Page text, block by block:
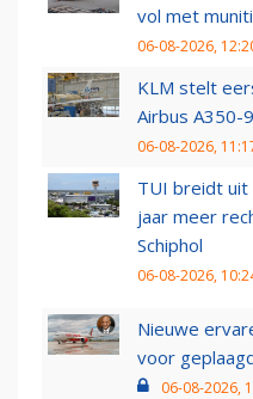
vol met
06-08-2026,
KLM stelt
Airbus A350-
06-08-2026,
TUI breidt uit
jaar meer
Schiphol
06-08-2026,
Nieuwe
voor
06-08-2026,